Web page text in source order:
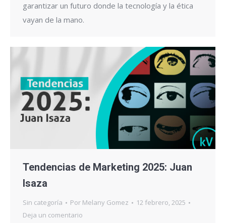
garantizar un futuro donde la tecnología y la ética
vayan de la mano.
Tendencias de Marketing 2025: Juan
Isaza
Sin categoría Por Melany Gomez
12 febrero, 2025
Deja un comentario